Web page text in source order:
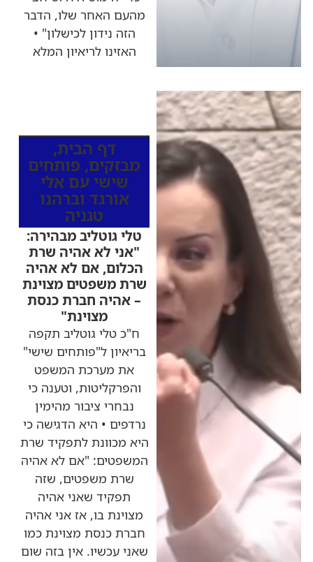
מהעם האחר שלו, הדבר
הזה נידון לכישלון" •
האזינו לריאיון המלא
דף הבית,
מבזקים, פותחים
שישי עם אלי
אורגד וברהנו
טגניה
טלי גוטליב מבהירה:
"אני לא אהיה שרת
הכלום, אם לא אהיה
שרת משפטים מצוינת
– אהיה חברת כנסת
מצוינת"
ח"כ טלי גוטליב תקפה
בריאיון ל"פותחים שישי"
את מערכת המשפט
והפרקליטות, וטענה כי
נבחרי ציבור מהימין
נרדפים • היא הדגישה כי
היא מכוונת לתפקיד שרת
המשפטים: "אם לא אהיה
שרת משפטים, שזה
תפקיד שאני אהיה
מצוינת בו, אז אני אהיה
חברת כנסת מצוינת כמו
שאני עכשיו. אין בזה שום